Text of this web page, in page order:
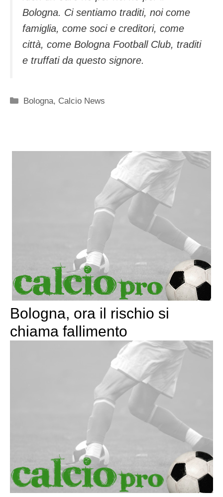
Bologna. Ci sentiamo traditi, noi come
famiglia, come soci e creditori, come
città, come Bologna Football Club, traditi
e truffati da questo signore.
Categorie
Bologna, Calcio News
Bologna, ora il rischio si
chiama fallimento